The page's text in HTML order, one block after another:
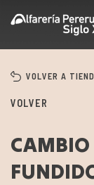
VOLVER A
VOLVER
CAMBIO